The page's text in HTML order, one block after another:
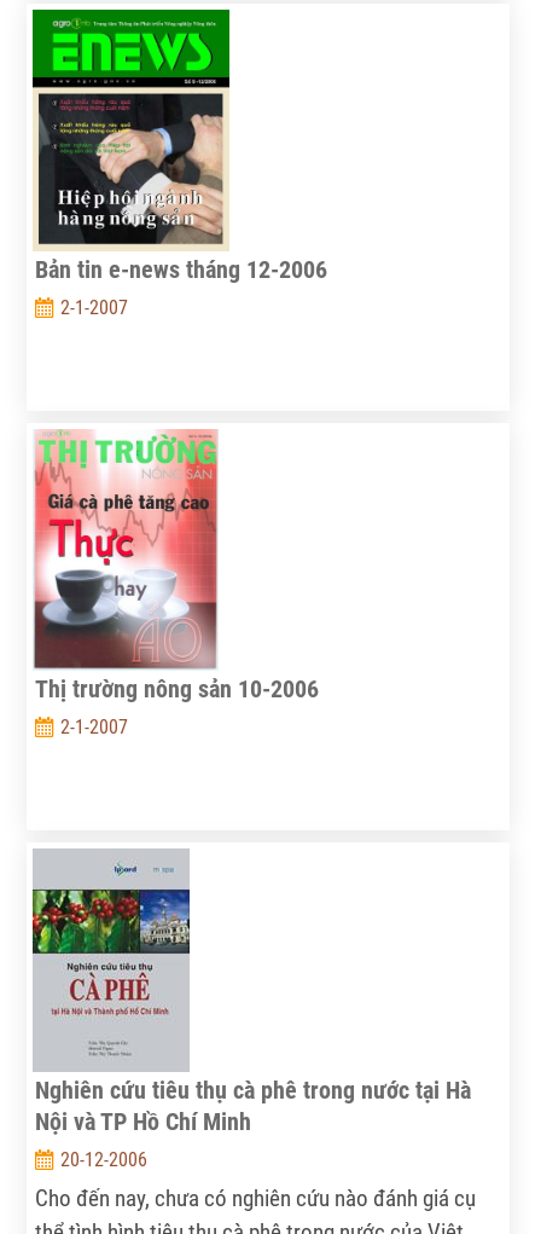
Bản tin e-news tháng 12-2006
2-1-2007
Thị trường nông sản 10-2006
2-1-2007
Nghiên cứu tiêu thụ cà phê trong nước tại Hà
Nội và TP Hồ Chí Minh
20-12-2006
Cho đến nay, chưa có nghiên cứu nào đánh giá cụ